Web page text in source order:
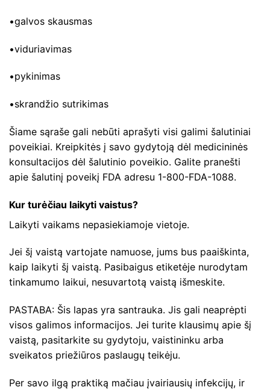
•galvos skausmas
•viduriavimas
•pykinimas
•skrandžio sutrikimas
Šiame sąraše gali nebūti aprašyti visi galimi šalutiniai
poveikiai. Kreipkitės į savo gydytoją dėl medicininės
konsultacijos dėl šalutinio poveikio. Galite pranešti
apie šalutinį poveikį FDA adresu 1-800-FDA-1088.
Kur turėčiau laikyti vaistus?
Laikyti vaikams nepasiekiamoje vietoje.
Jei šį vaistą vartojate namuose, jums bus paaiškinta,
kaip laikyti šį vaistą. Pasibaigus etiketėje nurodytam
tinkamumo laikui, nesuvartotą vaistą išmeskite.
PASTABA: Šis lapas yra santrauka. Jis gali neaprėpti
visos galimos informacijos. Jei turite klausimų apie šį
vaistą, pasitarkite su gydytoju, vaistininku arba
sveikatos priežiūros paslaugų teikėju.
Per savo ilgą praktiką mačiau įvairiausių infekcijų, ir